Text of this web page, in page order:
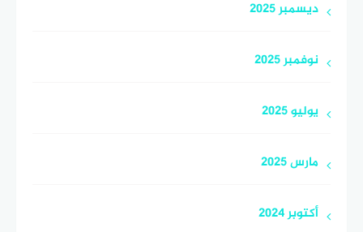
ديسمبر 2025
نوفمبر 2025
يوليو 2025
مارس 2025
أكتوبر 2024